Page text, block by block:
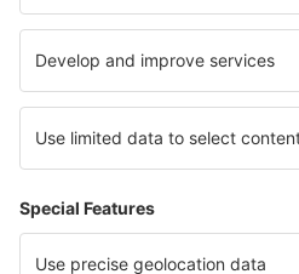
Unterkunft in Kenai Fjords National Park
Unterkunft in Monument Valley